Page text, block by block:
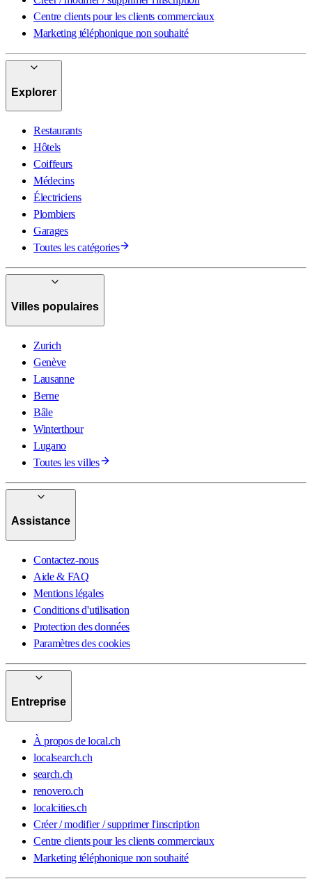
Centre clients pour les clients commerciaux
Marketing téléphonique non souhaité
Explorer
Restaurants
Hôtels
Coiffeurs
Médecins
Électriciens
Plombiers
Garages
Toutes les catégories
Villes populaires
Zurich
Genève
Lausanne
Berne
Bâle
Winterthour
Lugano
Toutes les villes
Assistance
Contactez-nous
Aide & FAQ
Mentions légales
Conditions d'utilisation
Protection des données
Paramètres des cookies
Entreprise
À propos de local.ch
localsearch.ch
search.ch
renovero.ch
localcities.ch
Créer / modifier / supprimer l'inscription
Centre clients pour les clients commerciaux
Marketing téléphonique non souhaité